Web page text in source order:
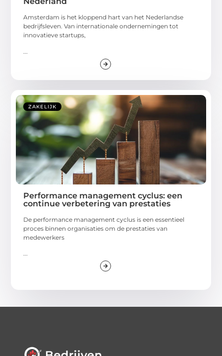
Amsterdam is het kloppend hart van het Nederlandse
bedrijfsleven. Van internationale ondernemingen tot
innovatieve startups,
ZAKELIJK
Performance management cyclus: een
continue verbetering van prestaties
De performance management cyclus is een essentieel
proces binnen organisaties om de prestaties van
medewerkers